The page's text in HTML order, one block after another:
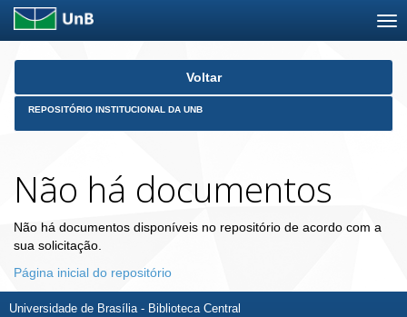
Skip
Voltar
REPOSITÓRIO INSTITUCIONAL DA UNB
Não há documentos
Não há documentos disponíveis no repositório de acordo com a
sua solicitação.
Página inicial do repositório
Universidade de Brasília - Biblioteca Central